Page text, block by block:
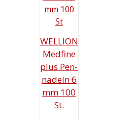
WELLION
Medfine
plus Pen-
nadeln 6
mm 100
St.